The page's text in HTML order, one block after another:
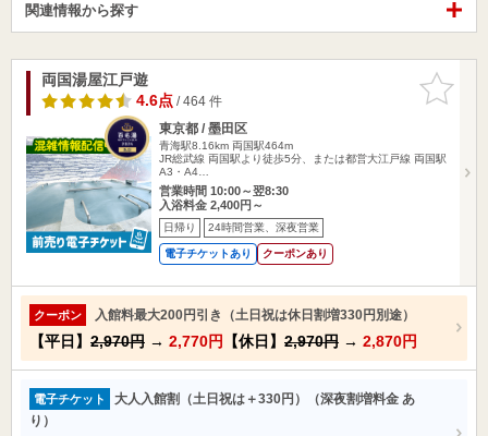
関連情報から探す
お気に入
りに追加
両国湯屋江戸遊
4.6点/ 464 件
東京都 / 墨田区
青海駅8.16km 両国駅464m
JR総武線 両国駅より徒歩5分、または都営大江戸線 両国駅
A3・A4…
営業時間 10:00～翌8:30
入浴料金 2,400円～
日帰り 24時間営業、深夜営業
電子チケットあり クーポンあり
クーポン 入館料最大200円引き（土日祝は休日割増330円別途）
【平日】 2,970円 → 2,770円 【休日】 2,970円 → 2,870円
電子チケット
大人入館割（土日祝は＋330円）（深夜割増料金 あ
り）